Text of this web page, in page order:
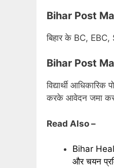
Bihar Post
बिहार के BC,
Bihar Post
विद्यार्थी
करके आवेदन जमा
Read Also –
Bihar
और चयन